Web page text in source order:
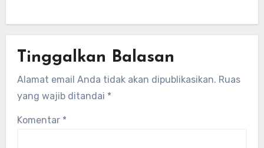
Tinggalkan Balasan
Alamat email Anda tidak akan dipublikasikan. Ruas
yang wajib ditandai *
Komentar *